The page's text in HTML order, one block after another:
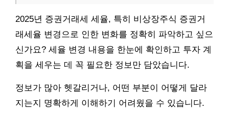
2025년 증권거래세 세율, 특히 비상장주식 증권거
래세율 변경으로 인한 변화를 정확히 파악하고 싶으
신가요? 세율 변경 내용을 한눈에 확인하고 투자 계
획을 세우는 데 꼭 필요한 정보만 담았습니다.
정보가 많아 헷갈리거나, 어떤 부분이 어떻게 달라
지는지 명확하게 이해하기 어려웠을 수 있습니다.